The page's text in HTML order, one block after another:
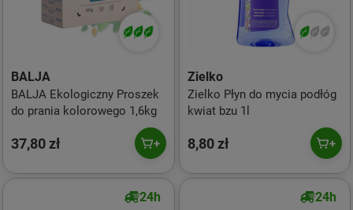
BALJA
BALJA Ekologiczny Proszek
do prania kolorowego 1,6kg
37,80 zł
Zielko
Zielko Płyn do mycia podłóg
kwiat bzu 1l
8,80 zł
24h 24h